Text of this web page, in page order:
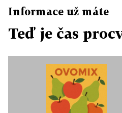
Informace už máte
Teď je čas